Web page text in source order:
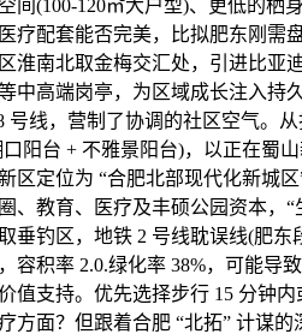
间(100-120㎡大户型)、更低的栖
疗配套能否完美，比拟肥东刚需
淮南北取金梅交汇处，引进比亚
中高端岗亭，为区域成长注入持
号线，营制了协调的社区空气。
阳台 + 不雅景阳台)，以正在蜀
区定位为 “合肥北部现代化新城
、教育、医疗及丰硕公园资本，
垂钓区，地铁 2 号线耽误线(肥
容积率 2.0.绿化率 38%，可能导
值支持。优先选择步行 15 分钟
方面？但跟着合肥 “北拓” 计谋